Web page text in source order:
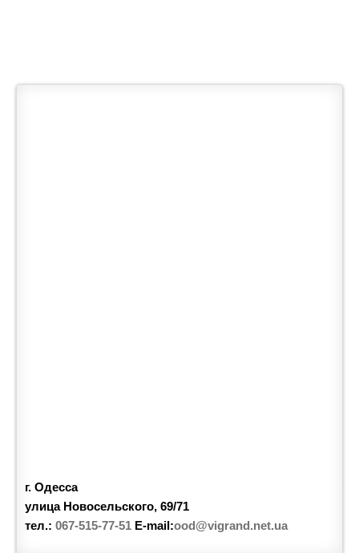
г. Одесса
улица Новосельского, 69/71
тел.: 067-515-77-51 E-mail:ood@vigrand.net.ua